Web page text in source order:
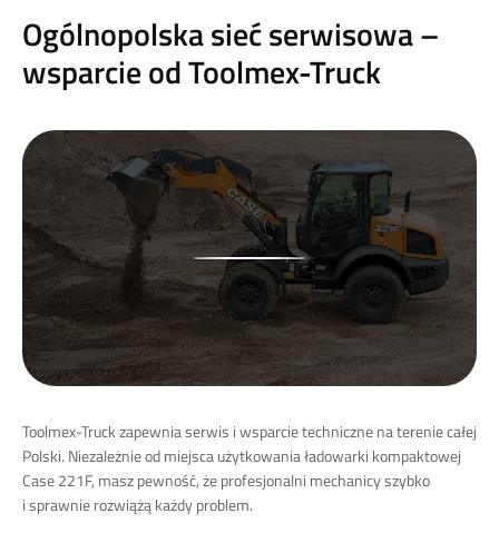
Ogólnopolska sieć serwisowa –
wsparcie od Toolmex-Truck
Toolmex-Truck zapewnia serwis i wsparcie techniczne na terenie całej
Polski. Niezależnie od miejsca użytkowania ładowarki kompaktowej
Case 221F, masz pewność, że profesjonalni mechanicy szybko
i sprawnie rozwiążą każdy problem.